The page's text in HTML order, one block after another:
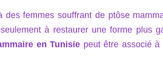
des femmes souffrant de ptôse
à restaurer une forme plus
en Tunisie peut être associé